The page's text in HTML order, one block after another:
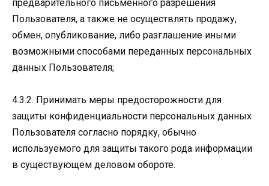
предварительного письменного разрешения
Пользователя, а также не осуществлять продажу,
обмен, опубликование, либо разглашение иными
возможными способами переданных персональных
данных Пользователя;
4.3.2. Принимать меры предосторожности для
защиты конфиденциальности персональных данных
Пользователя согласно порядку, обычно
используемого для защиты такого рода информации
в существующем деловом обороте.